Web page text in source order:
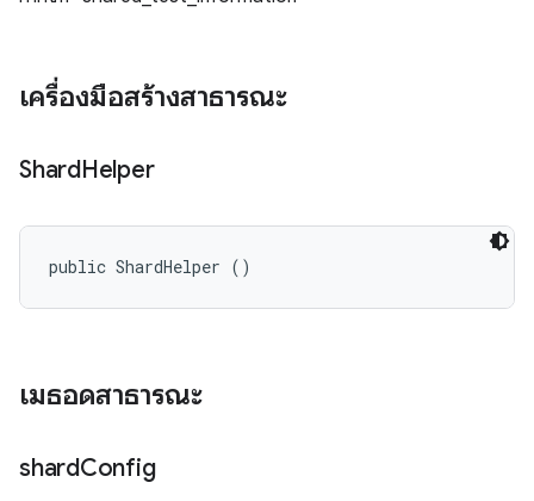
เครื่องมือสร้างสาธารณะ
ShardHelper
public ShardHelper ()
เมธอดสาธารณะ
shardConfig